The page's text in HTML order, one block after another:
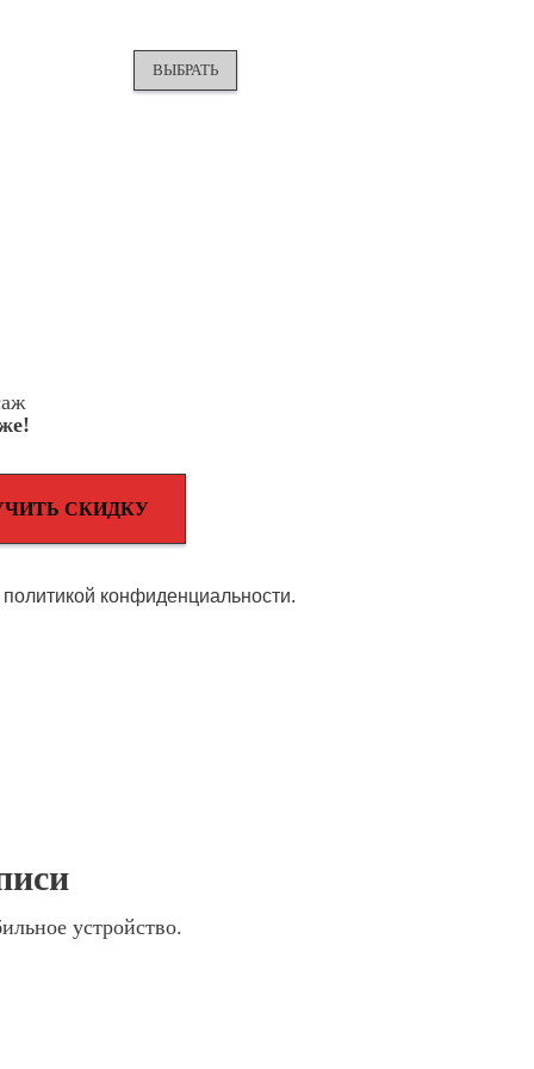
ВЫБРАТЬ
СКИДКУ
конфиденциальности.
устройство.